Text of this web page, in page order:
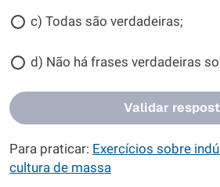
c) Todas são verdadeiras;
d) Não há frases verdadeiras
Validar
Para praticar: Exercícios sobre
cultura de massa